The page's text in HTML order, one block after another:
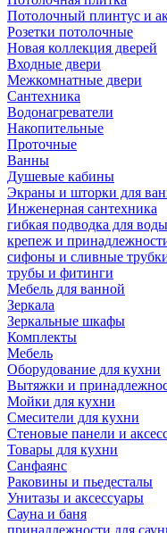
Потолочный плинтус и
Розетки потолочные
Новая коллекция дверей
Входные двери
Межкомнатные двери
Сантехника
Водонагреватели
Накопительные
Проточные
Ванны
Душевые кабины
Экраны и шторки для
Инженерная сантехника
гибкая подводка для
крепеж и
сифоны и сливные
трубы и фитинги
Мебель для ванной
Зеркала
Зеркальные шкафы
Комплекты
Мебель
Оборудование для кухни
Вытяжки и
Мойки для кухни
Смесители для кухни
Стеновые панели и
Товары для кухни
Санфаянс
Раковины и пьедесталы
Унитазы и аксессуары
Сауна и баня
принадлежности для